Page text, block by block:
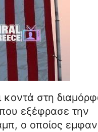
κοντά στη
εξέφρασε την
ο οποίος